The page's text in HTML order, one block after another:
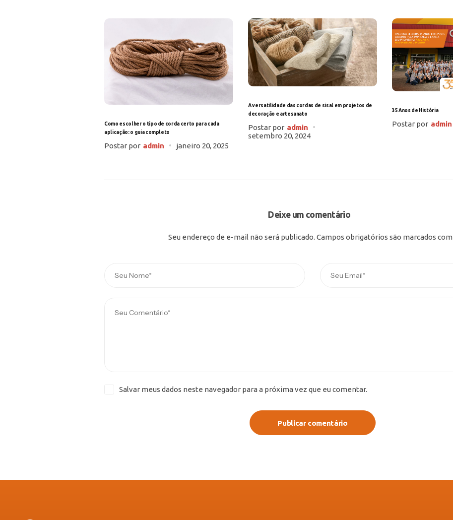
Como escolher o tipo de corda certo para cada
aplicação: o guia completo
Postar por admin janeiro 20, 2025
A versatilidade das cordas de sisal em projetos de
decoração e artesanato
Postar por admin
setembro 20, 2024
35 Anos de História
Postar por admin
Deixe um comentário
Seu endereço de e-mail não será publicado. Campos obrigatórios são marcados com
Salvar meus dados neste navegador para a próxima vez que eu comentar.
Publicar comentário